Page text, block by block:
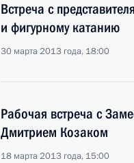
Встреча с
и фигурному катанию
30 марта 2013 года, 18:00
Рабочая встреча с
Дмитрием Козаком
18 марта 2013 года, 15:00